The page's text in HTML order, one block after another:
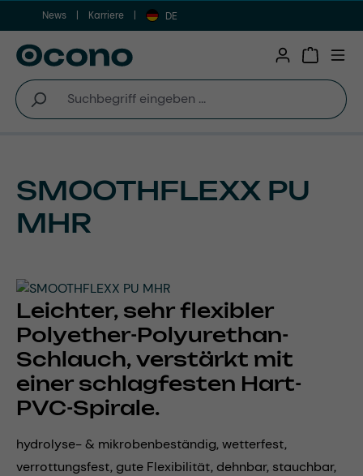
Zum Hauptinhalt springen
News Karriere DE
SMOOTHFLEXX PU
MHR
Leichter, sehr flexibler
Polyether-Polyurethan-
Schlauch, verstärkt mit
einer schlagfesten Hart-
PVC-Spirale.
hydrolyse- & mikrobenbeständig, wetterfest,
verrottungsfest, gute Flexibilität, dehnbar, stauchbar,